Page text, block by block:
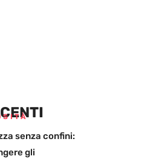
senza confini:
gli